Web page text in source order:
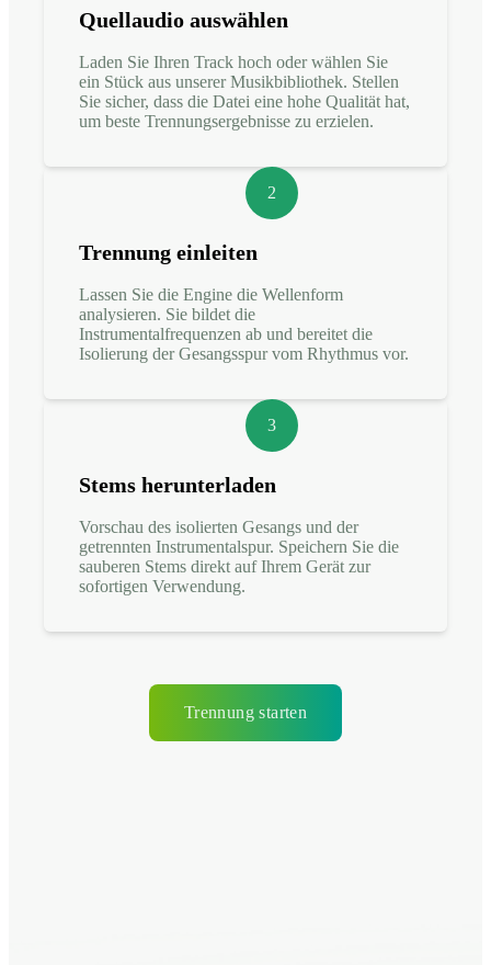
Quellaudio auswählen
Laden Sie Ihren Track hoch oder wählen Sie
ein Stück aus unserer Musikbibliothek. Stellen
Sie sicher, dass die Datei eine hohe Qualität hat,
um beste Trennungsergebnisse zu erzielen.
2
Trennung einleiten
Lassen Sie die Engine die Wellenform
analysieren. Sie bildet die
Instrumentalfrequenzen ab und bereitet die
Isolierung der Gesangsspur vom Rhythmus vor.
3
Stems herunterladen
Vorschau des isolierten Gesangs und der
getrennten Instrumentalspur. Speichern Sie die
sauberen Stems direkt auf Ihrem Gerät zur
sofortigen Verwendung.
Trennung starten